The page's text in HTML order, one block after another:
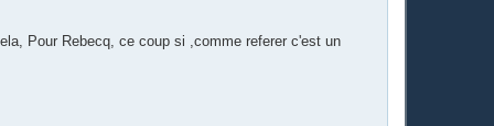
Pour Rebecq, ce coup si ,comme referer c'est un